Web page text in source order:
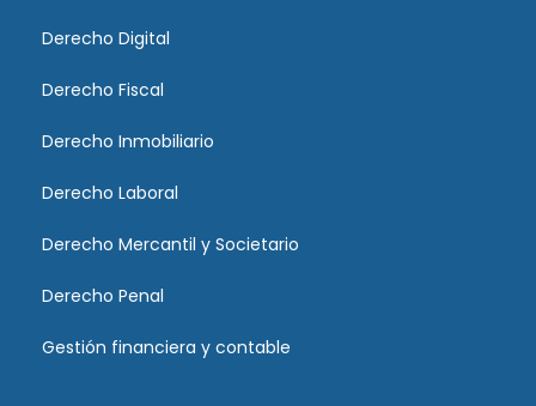
Derecho Digital
Derecho Fiscal
Derecho Inmobiliario
Derecho Laboral
Derecho Mercantil y Societario
Derecho Penal
Gestión financiera y contable